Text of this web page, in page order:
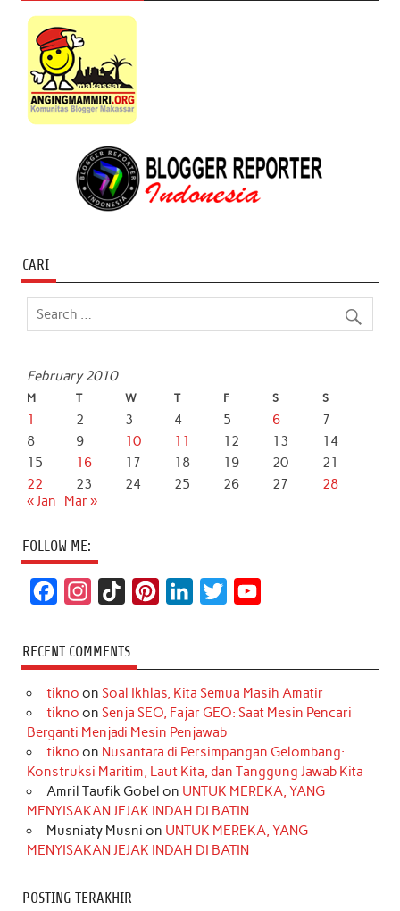
CARI
February 2010
M T W T F S S
1 2 3 4 5 6
7
8
9 10 11 12 13
14
15
16 17 18 19 20
21
22
23 24 25 26 27
28
« Jan
Mar »
FOLLOW ME:
c
e
b
o
k
s
t
a
r
a
m
k
T
o
k
t
e
e
s
t
k
e
d
I
n
t
t
r
T
u
e
RECENT COMMENTS
tikno on Soal Ikhlas, Kita Semua Masih Amatir
tikno on Senja SEO, Fajar GEO: Saat Mesin Pencari
Berganti Menjadi Mesin Penjawab
tikno on Nusantara di Persimpangan Gelombang:
Konstruksi Maritim, Laut Kita, dan Tanggung Jawab Kita
Amril Taufik Gobel on UNTUK MEREKA, YANG
MENYISAKAN JEJAK INDAH DI BATIN
Musniaty Musni on UNTUK MEREKA, YANG
MENYISAKAN JEJAK INDAH DI BATIN
POSTING TERAKHIR